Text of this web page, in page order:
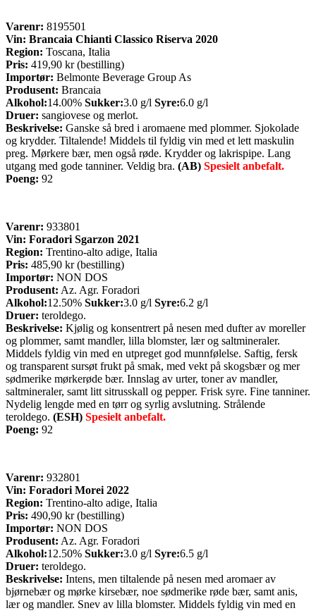
Varenr: 8195501
Vin: Brancaia Chianti Classico Riserva 2020
Region: Toscana, Italia
Pris: 419,90 kr (bestilling)
Importør: Belmonte Beverage Group As
Produsent: Brancaia
Alkohol:14.00% Sukker:3.0 g/l Syre:6.0 g/l
Druer: sangiovese og merlot.
Beskrivelse: Ganske så bred i aromaene med plommer. Sjokolade
og krydder. Tiltalende! Middels til fyldig vin med et lett maskulin
preg. Mørkere bær, men også røde. Krydder og lakrispipe. Lang
utgang med gode tanniner. Veldig bra. (AB) Spesielt anbefalt.
Poeng: 92
Varenr: 933801
Vin: Foradori Sgarzon 2021
Region: Trentino-alto adige, Italia
Pris: 485,90 kr (bestilling)
Importør: NON DOS
Produsent: Az. Agr. Foradori
Alkohol:12.50% Sukker:3.0 g/l Syre:6.2 g/l
Druer: teroldego.
Beskrivelse: Kjølig og konsentrert på nesen med dufter av moreller
og plommer, samt mandler, lilla blomster, lær og saltmineraler.
Middels fyldig vin med en utpreget god munnfølelse. Saftig, fersk
og transparent sursøt frukt på smak, med vekt på skogsbær og mer
sødmerike mørkerøde bær. Innslag av urter, toner av mandler,
saltmineraler, samt litt sitrusskall og pepper. Frisk syre. Fine tanniner.
Nydelig lengde med en tørr og syrlig avslutning. Strålende
teroldego. (ESH) Spesielt anbefalt.
Poeng: 92
Varenr: 932801
Vin: Foradori Morei 2022
Region: Trentino-alto adige, Italia
Pris: 490,90 kr (bestilling)
Importør: NON DOS
Produsent: Az. Agr. Foradori
Alkohol:12.50% Sukker:3.0 g/l Syre:6.5 g/l
Druer: teroldego.
Beskrivelse: Intens, men tiltalende på nesen med aromaer av
bjørnebær og mørke kirsebær, noe sødmerike røde bær, samt anis,
lær og mandler. Snev av lilla blomster. Middels fyldig vin med en